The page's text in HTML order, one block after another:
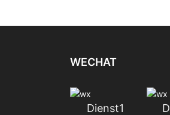
WECHAT
Dienst1